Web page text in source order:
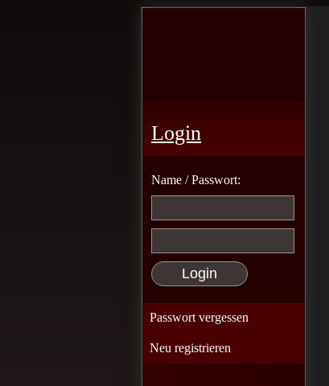
Login
Name / Passwort:
Passwort vergessen
Neu registrieren